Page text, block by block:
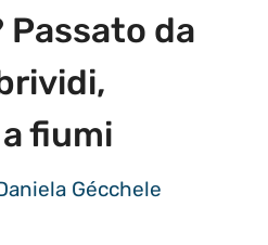
Passato da
fiumi
Gécchele